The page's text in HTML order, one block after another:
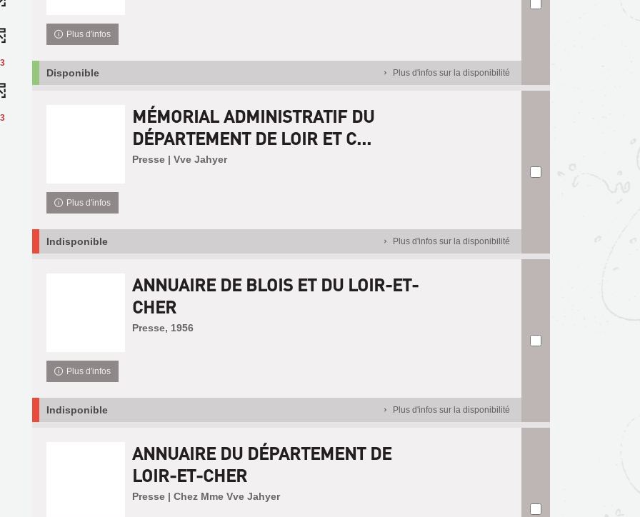
Plus d'infos
Disponible Plus d'infos sur la disponibilité
MÉMORIAL ADMINISTRATIF DU
DÉPARTEMENT DE LOIR ET C...
Presse | Vve Jahyer
Plus d'infos
Indisponible Plus d'infos sur la disponibilité
ANNUAIRE DE BLOIS ET DU LOIR-ET-
CHER
Presse, 1956
Plus d'infos
Indisponible Plus d'infos sur la disponibilité
ANNUAIRE DU DÉPARTEMENT DE
LOIR-ET-CHER
Presse | Chez Mme Vve Jahyer